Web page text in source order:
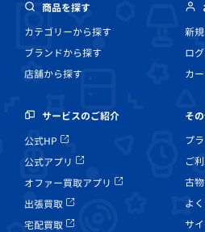
商品を探す
カテゴリーから探す
ブランドから探す
店舗から探す
新
ロ
カ
サービスのご紹介
公式HP
公式アプリ
オファー買取アプリ
出張買取
宅配買取
そ
プ
ご
古
よ
サ